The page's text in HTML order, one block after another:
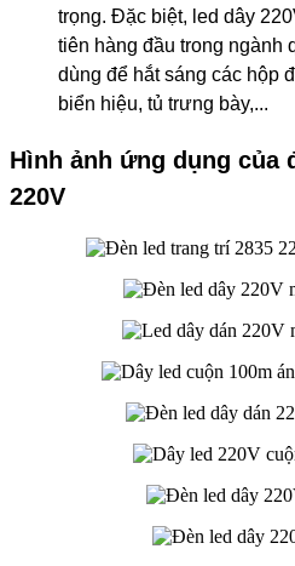
trọng. Đặc biệt, led dây
tiên hàng đầu trong ngành
dùng để hắt sáng các hộp
biển hiệu, tủ trưng bày,...
​Hình ảnh ứng dụng của
220V